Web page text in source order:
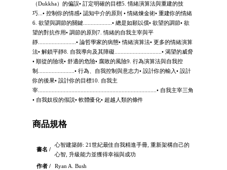
（Dukkha）的偏誤• 訂定明確的目標5. 情緒演算法與重建的技
巧...• 控制你的情感• 認知中介的原則 • 情緒煉金術• 重建你的情緒
6. 欲望與調節的關鍵...................• 總是如願以償• 欲望的調節• 欲
望的對抗作用• 調節的原則7. 情緒的自我主宰與平
靜.........................• 論哲學家的病態• 情緒演算法• 更多的情緒演算
法• 解鎖平靜8. 自我導向及其障礙...............................• 渴望的威脅
• 順從的險境• 舒適的危險• 腐敗的風險9. 行為演算法與自我控
制........................• 行為、自我控制與意志力• 設計你的輸入• 設計
你的後果• 設計你的目標10. 自我主
宰..............................................................................• 自我主宰三角
• 自我奴役的假説• 軟體優化• 超越人類的條件
商品規格
書名 /
心智建築師: 21世紀最佳自我精進手冊, 重新架構自己的
心智, 升級能力並獲得幸福與成功
作者 /
Ryan A. Bush